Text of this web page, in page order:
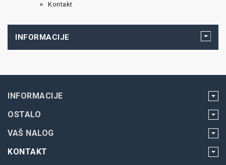
Kontakt
INFORMACIJE
INFORMACIJE
OSTALO
VAŠ NALOG
KONTAKT